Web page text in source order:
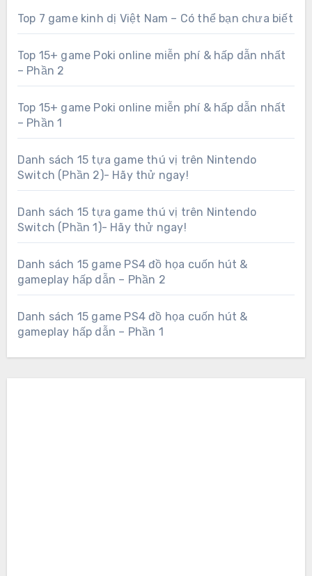
Top 7 game kinh dị Việt Nam – Có thể bạn chưa biết
Top 15+ game Poki online miễn phí & hấp dẫn nhất
– Phần 2
Top 15+ game Poki online miễn phí & hấp dẫn nhất
– Phần 1
Danh sách 15 tựa game thú vị trên Nintendo
Switch (Phần 2)- Hãy thử ngay!
Danh sách 15 tựa game thú vị trên Nintendo
Switch (Phần 1)- Hãy thử ngay!
Danh sách 15 game PS4 đồ họa cuốn hút &
gameplay hấp dẫn – Phần 2
Danh sách 15 game PS4 đồ họa cuốn hút &
gameplay hấp dẫn – Phần 1